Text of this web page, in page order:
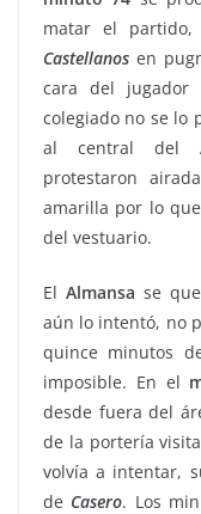
matar el
Castellanos en
cara del
colegiado no se lo
al central del
protestaron
amarilla por lo
del vestuario.
El Almansa se
aún lo intentó, no
quince minutos
imposible. En el
desde fuera del
de la portería
volvía a intentar,
de Casero. Los